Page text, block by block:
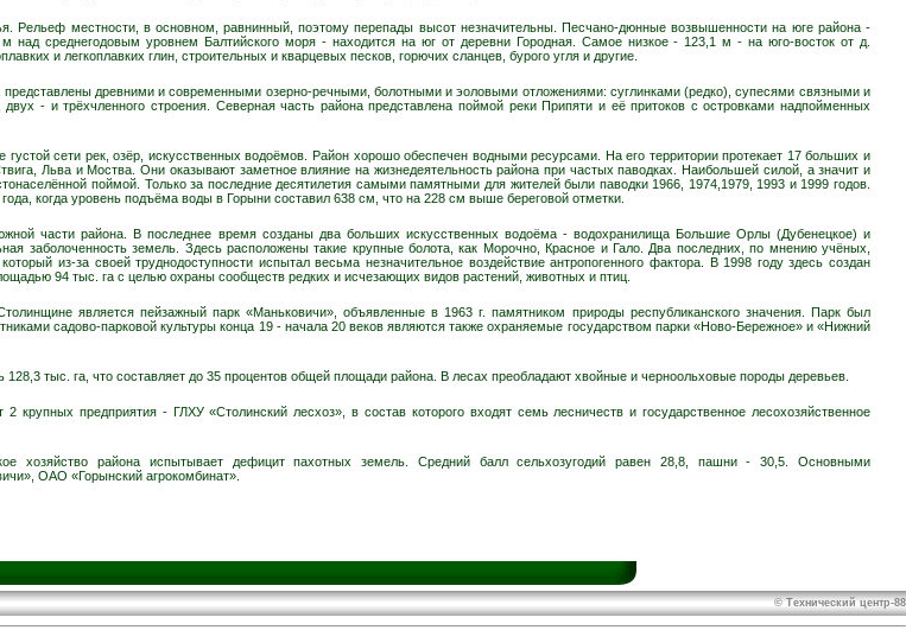
Рельеф местности, в основном, равнинный, поэтому перепады высот незначительны. Песчано-дюнные возвышенности на юге района -
среднегодовым уровнем Балтийского моря - находится на юг от деревни Городная. Самое низкое - 123,1 м - на юго-восток от д.
и легкоплавких глин, строительных и кварцевых песков, горючих сланцев, бурого угля и другие.
древними и современными озерно-речными, болотными и эоловыми отложениями: суглинками (редко), супесями связными и
- и трёхчленного строения. Северная часть района представлена поймой реки Припяти и её притоков с островками надпойменных
сети рек, озёр, искусственных водоёмов. Район хорошо обеспечен водными ресурсами. На его территории протекает 17 больших и
Льва и Моства. Они оказывают заметное влияние на жизнедеятельность района при частых паводках. Наибольшей силой, а значит и
поймой. Только за последние десятилетия самыми памятными для жителей были паводки 1966, 1974,1979, 1993 и 1999 годов.
когда уровень подъёма воды в Горыни составил 638 см, что на 228 см выше береговой отметки.
части района. В последнее время созданы два больших искусственных водоёма - водохранилища Большие Орлы (Дубенецкое) и
заболоченность земель. Здесь расположены такие крупные болота, как Морочно, Красное и Гало. Два последних, по мнению учёных,
из-за своей труднодоступности испытал весьма незначительное воздействие антропогенного фактора. В 1998 году здесь создан
94 тыс. га с целью охраны сообществ редких и исчезающих видов растений, животных и птиц.
является пейзажный парк «Маньковичи», объявленные в 1963 г. памятником природы республиканского значения. Парк был
садово-парковой культуры конца 19 - начала 20 веков являются также охраняемые государством парки «Ново-Бережное» и «Нижний
тыс. га, что составляет до 35 процентов общей площади района. В лесах преобладают хвойные и черноольховые породы деревьев.
предприятия - ГЛХУ «Столинский лесхоз», в состав которого входят семь лесничеств и государственное лесохозяйственное
хозяйство района испытывает дефицит пахотных земель. Средний балл сельхозугодий равен 28,8, пашни - 30,5. Основными
ОАО «Горынский агрокомбинат».
© Технический центр-88